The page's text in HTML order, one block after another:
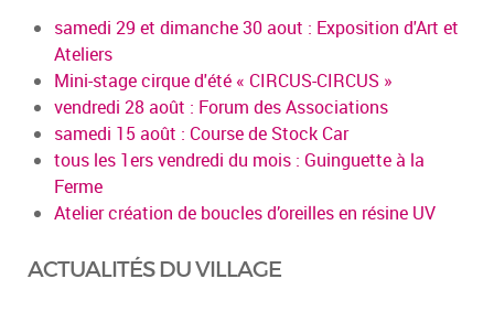
samedi 29 et dimanche 30 aout : Exposition d'Art et
Ateliers
Mini-stage cirque d'été « CIRCUS-CIRCUS »
vendredi 28 août : Forum des Associations
samedi 15 août : Course de Stock Car
tous les 1ers vendredi du mois : Guinguette à la
Ferme
Atelier création de boucles d’oreilles en résine UV
ACTUALITÉS DU VILLAGE